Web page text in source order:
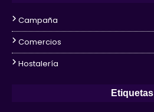
Campaña
Comercios
Hostalería
Etiquetas